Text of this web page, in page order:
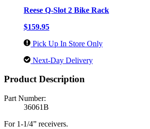
Reese Q-Slot 2 Bike Rack
$159.95
Pick Up In Store Only
Next-Day Delivery
Product Description
Part Number:
36061B
For 1-1/4” receivers.